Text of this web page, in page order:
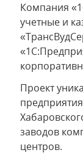
Компания
учетные и
Проект
заводов
центров.